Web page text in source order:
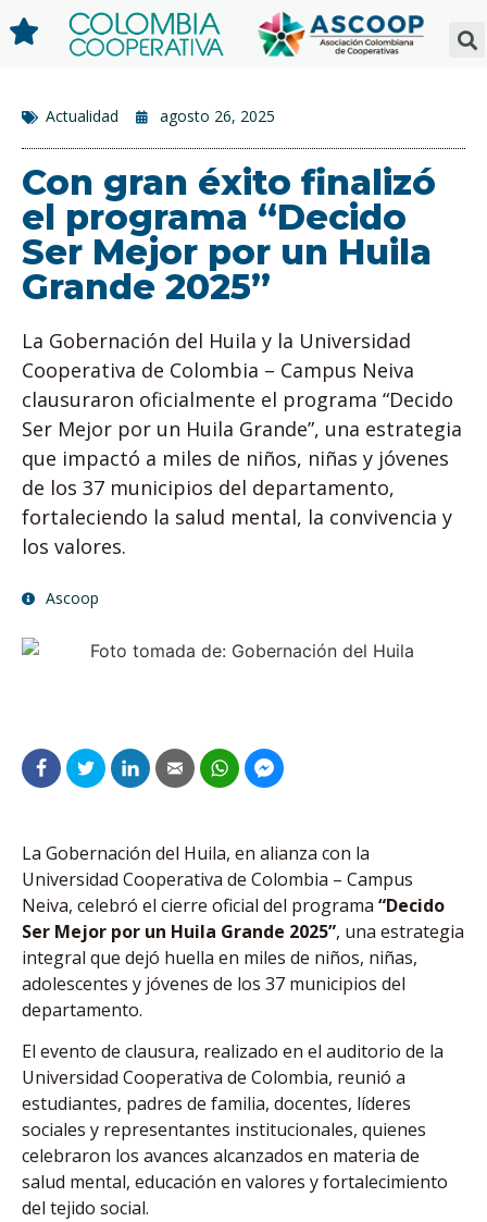
Actualidad agosto 26, 2025
Con gran éxito finalizó
el programa “Decido
Ser Mejor por un Huila
Grande 2025”
La Gobernación del Huila y la Universidad
Cooperativa de Colombia – Campus Neiva
clausuraron oficialmente el programa “Decido
Ser Mejor por un Huila Grande”, una estrategia
que impactó a miles de niños, niñas y jóvenes
de los 37 municipios del departamento,
fortaleciendo la salud mental, la convivencia y
los valores.
Ascoop
La Gobernación del Huila, en alianza con la
Universidad Cooperativa de Colombia – Campus
Neiva, celebró el cierre oficial del programa “Decido
Ser Mejor por un Huila Grande 2025”, una estrategia
integral que dejó huella en miles de niños, niñas,
adolescentes y jóvenes de los 37 municipios del
departamento.
El evento de clausura, realizado en el auditorio de la
Universidad Cooperativa de Colombia, reunió a
estudiantes, padres de familia, docentes, líderes
sociales y representantes institucionales, quienes
celebraron los avances alcanzados en materia de
salud mental, educación en valores y fortalecimiento
del tejido social.